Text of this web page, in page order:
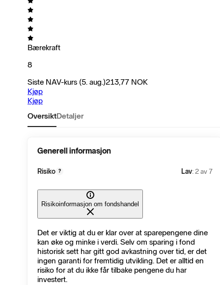
Bærekraft
8
Siste NAV-kurs (5. aug.)213,77 NOK
Kjøp
Kjøp
OversiktDetaljer
Generell informasjon
Risiko ? Lav: 2 av 7
Risikoinformasjon om fondshandel
Det er viktig at du er klar over at sparepengene dine
kan øke og minke i verdi. Selv om sparing i fond
historisk sett har gitt god avkastning over tid, er det
ingen garanti for fremtidig utvikling. Det er alltid en
risiko for at du ikke får tilbake pengene du har
investert.